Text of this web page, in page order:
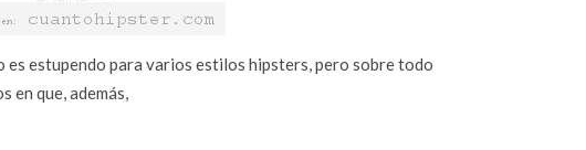
estupendo para varios estilos hipsters, pero sobre todo
en que, además,